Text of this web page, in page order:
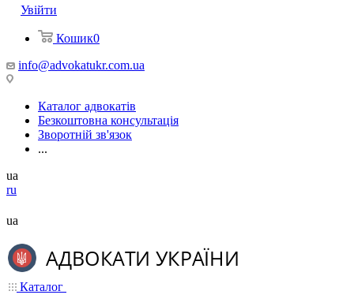
Увійти
Кошик0
info@advokatukr.com.ua
Каталог адвокатів
Безкоштовна консультація
Зворотній зв'язок
...
ua
ru
ua
Каталог